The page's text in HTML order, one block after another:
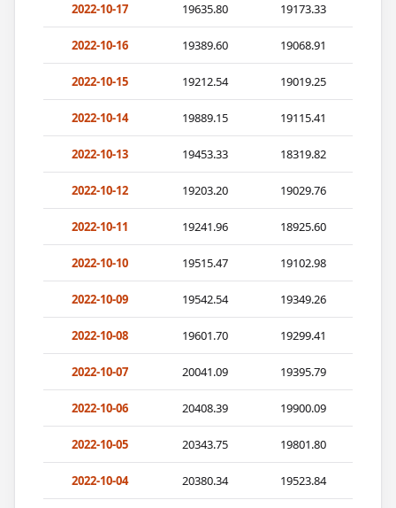
2022-10-17 19635.80 19173.33
2022-10-16 19389.60 19068.91
2022-10-15 19212.54 19019.25
2022-10-14 19889.15 19115.41
2022-10-13 19453.33 18319.82
2022-10-12 19203.20 19029.76
2022-10-11 19241.96 18925.60
2022-10-10 19515.47 19102.98
2022-10-09 19542.54 19349.26
2022-10-08 19601.70 19299.41
2022-10-07 20041.09 19395.79
2022-10-06 20408.39 19900.09
2022-10-05 20343.75 19801.80
2022-10-04 20380.34 19523.84